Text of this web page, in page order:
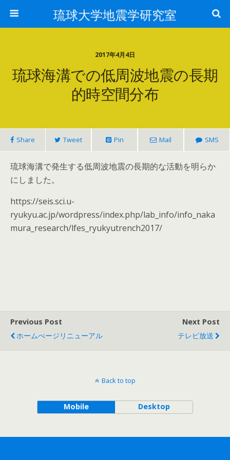
琉球大学地震学研究室
2017年4月4日
琉球海溝での低周波地震の長期
的時空間分布
Share Tweet Pin Mail SMS
琉球海溝で発生する低周波地震の長期的な活動を明らか
にしました。
https://seis.sci.u-
ryukyu.ac.jp/wordpress/index.php/lab_info/info_naka
mura_research/lfes_ryukyutrench2017/
Previous Post
ホームぺージリニューアル
Next Post
テレビ放送
Back to top
Mobile Desktop